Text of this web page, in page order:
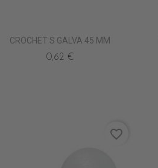
CROCHET S GALVA 45 MM
0,62 €
favorite_border